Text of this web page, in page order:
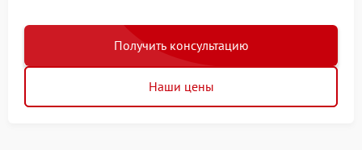
Получить консультацию
Наши цены